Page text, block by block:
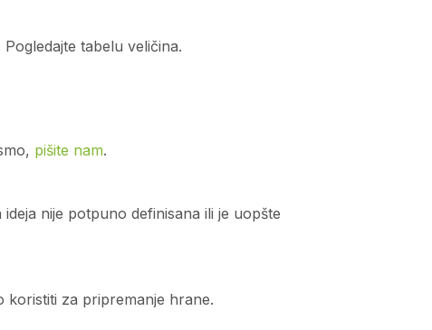
tabelu veličina.
pišite nam.
nije potpuno definisana ili je uopšte
koristiti za pripremanje hrane.